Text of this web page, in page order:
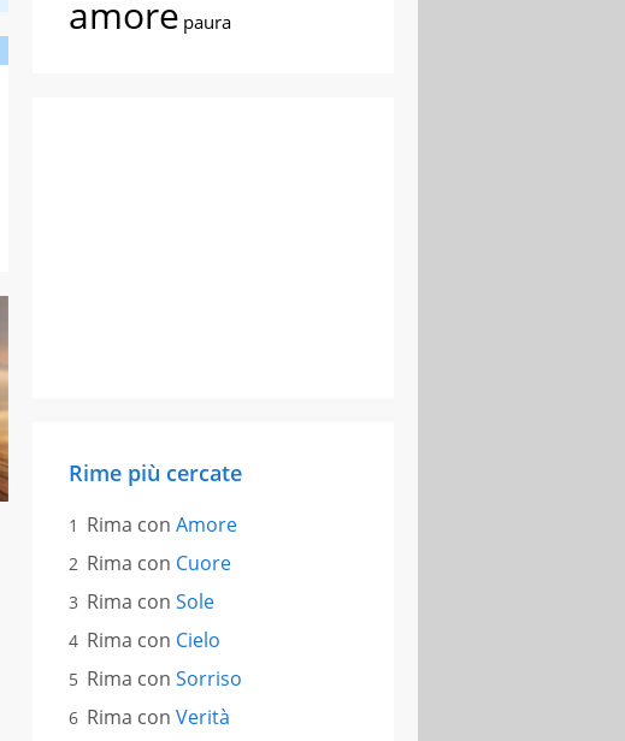
amore paura
Rime più cercate
Rima con Amore
Rima con Cuore
Rima con Sole
Rima con Cielo
Rima con Sorriso
Rima con Verità